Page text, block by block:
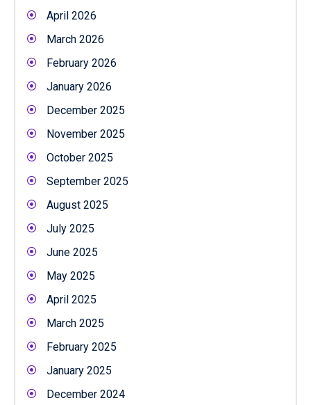
April 2026
March 2026
February 2026
January 2026
December 2025
November 2025
October 2025
September 2025
August 2025
July 2025
June 2025
May 2025
April 2025
March 2025
February 2025
January 2025
December 2024